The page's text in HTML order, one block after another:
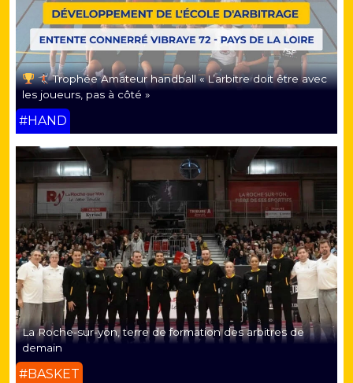
Trophée Amateur handball « L’arbitre doit être avec
les joueurs, pas à côté »
#HAND
La Roche-sur-yon, terre de formation des arbitres de
demain
#BASKET